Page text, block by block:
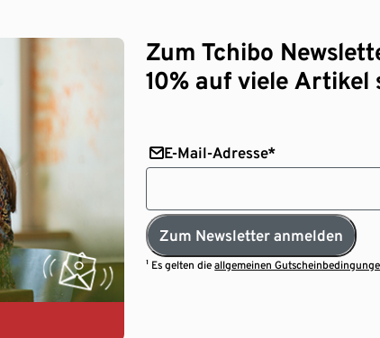
Zum Tchibo
10% auf viele Artikel
E-Mail-Adresse*
Zum Newsletter anmelden
¹ Es gelten dieallgemeinen